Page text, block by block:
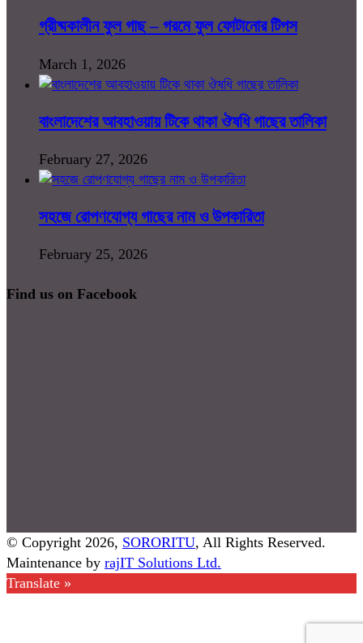
গ্রীষ্মকালীন ফুল গাছ – গরমে ফুল ফোটানোর টিপস
March 1, 2026
বাংলাদেশের আবহাওয়ায় টিকে থাকা ঔষধি গাছের তালিকা
February 27, 2026
সহজে রোপণযোগ্য গাছের নাম ও উপকারিতা
February 25, 2026
Find us on Facebook
© Copyright 2026, SORORITU, All Rights Reserved.
Maintenance by rajIT Solutions Ltd.
Translate »